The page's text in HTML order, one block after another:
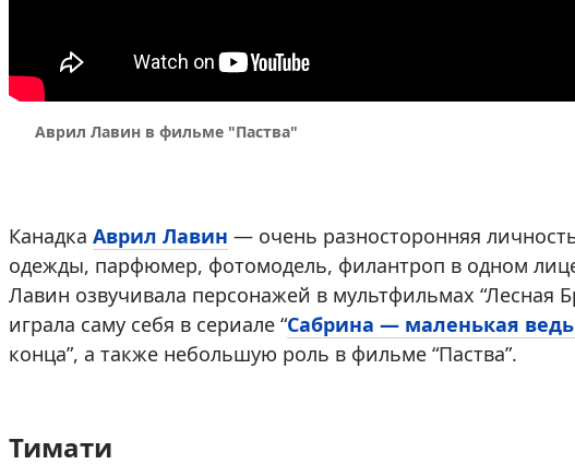
Аврил Лавин в фильме "Паства"
Канадка Аврил Лавин — очень разносторонняя
одежды, парфюмер, фотомодель, филантроп в одном
Лавин озвучивала персонажей в мультфильмах “Лесная
играла саму себя в сериале “Сабрина — маленькая
конца”, а также небольшую роль в фильме “Паства”.
Тимати